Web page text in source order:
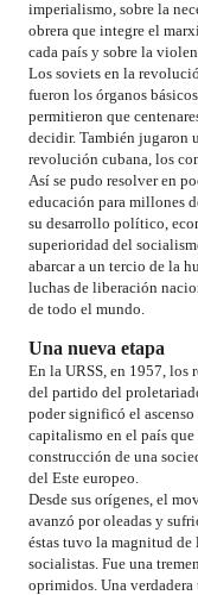
imperialismo, sobre la
obrera que integre el
cada país y sobre la
Los soviets en la
fueron los órganos
permitieron que
decidir. También jugaron
revolución cubana, los
Así se pudo resolver en
educación para millones
su desarrollo político,
superioridad del
abarcar a un tercio de la
luchas de liberación
de todo el mundo.
Una nueva etapa
En la URSS, en 1957,
del partido del
poder significó el
capitalismo en el país
construcción de una
del Este europeo.
Desde sus orígenes, el
avanzó por oleadas y
éstas tuvo la magnitud de
socialistas. Fue una
oprimidos. Una